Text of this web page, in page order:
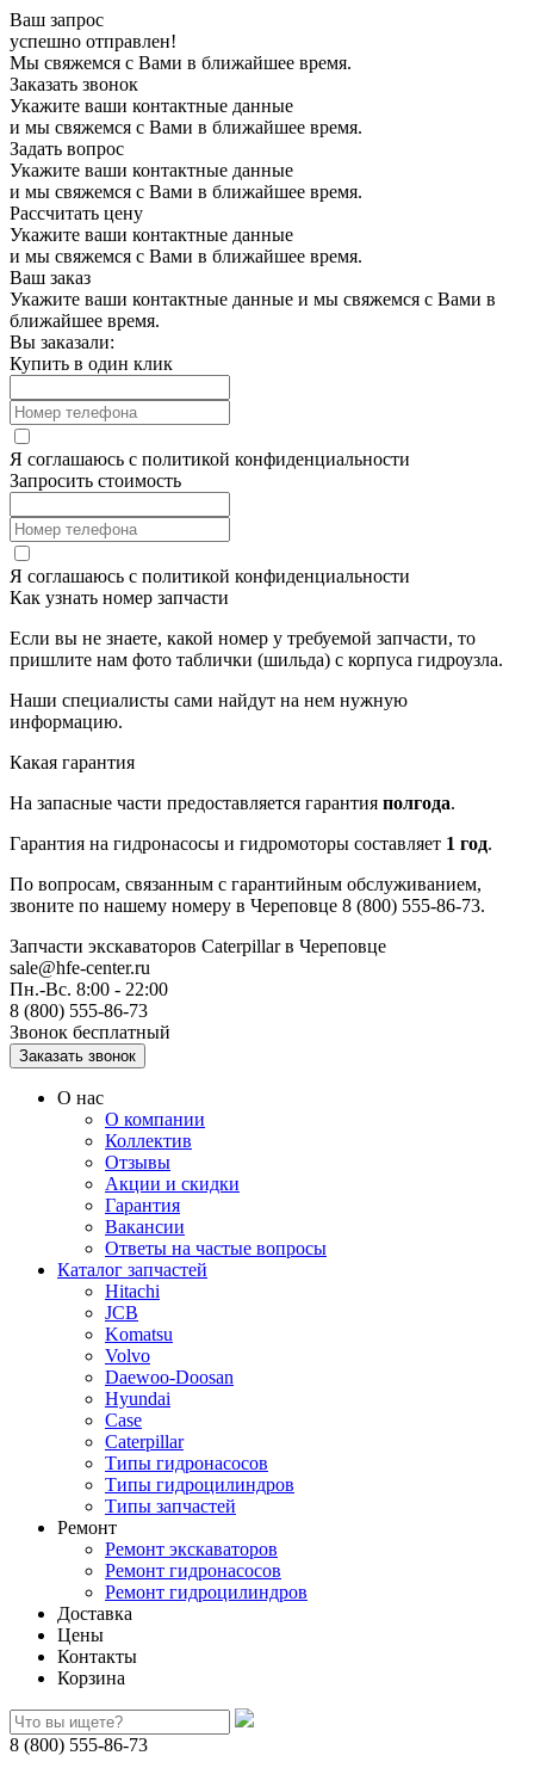
Ваш запрос
успешно отправлен!
Мы свяжемся с Вами в ближайшее время.
Заказать звонок
Укажите ваши контактные данные
и мы свяжемся с Вами в ближайшее время.
Задать вопрос
Укажите ваши контактные данные
и мы свяжемся с Вами в ближайшее время.
Рассчитать цену
Укажите ваши контактные данные
и мы свяжемся с Вами в ближайшее время.
Ваш заказ
Укажите ваши контактные данные и мы свяжемся с Вами в
ближайшее время.
Вы заказали:
Купить в один клик
Я соглашаюсь с политикой конфиденциальности
Запросить стоимость
Я соглашаюсь с политикой конфиденциальности
Как узнать номер запчасти
Если вы не знаете, какой номер у требуемой запчасти, то
пришлите нам фото таблички (шильда) с корпуса гидроузла.
Наши специалисты сами найдут на нем нужную
информацию.
Какая гарантия
На запасные части предоставляется гарантия полгода.
Гарантия на гидронасосы и гидромоторы составляет 1 год.
По вопросам, связанным с гарантийным обслуживанием,
звоните по нашему номеру в Череповце 8 (800) 555-86-73.
Запчасти экскаваторов Caterpillarв Череповце
sale@hfe-center.ru
Пн.-Вс. 8:00 - 22:00
8 (800) 555-86-73
Звонок бесплатный
О нас
О компании
Коллектив
Отзывы
Акции и скидки
Гарантия
Вакансии
Ответы на частые вопросы
Каталог запчастей
Hitachi
JCB
Komatsu
Volvo
Daewoo-Doosan
Hyundai
Case
Caterpillar
Типы гидронасосов
Типы гидроцилиндров
Типы запчастей
Ремонт
Ремонт экскаваторов
Ремонт гидронасосов
Ремонт гидроцилиндров
Доставка
Цены
Контакты
Корзина
8 (800) 555-86-73